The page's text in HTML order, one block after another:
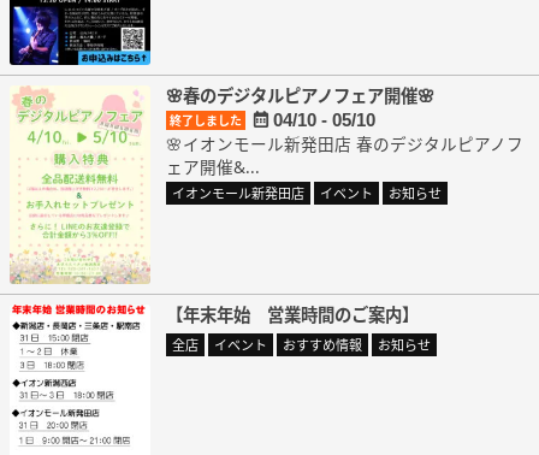
🌸春のデジタルピアノフェア開催🌸
終了しました 04/10 - 05/10
🌸イオンモール新発田店 春のデジタルピアノフ
ェア開催&...
イオンモール新発田店 イベント お知らせ
【年末年始 営業時間のご案内】
全店 イベント おすすめ情報 お知らせ